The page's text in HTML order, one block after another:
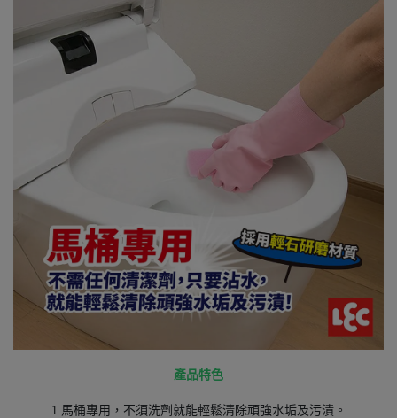
產品特色
1.馬桶專用，不須洗劑就能輕鬆清除頑強水垢及污漬。